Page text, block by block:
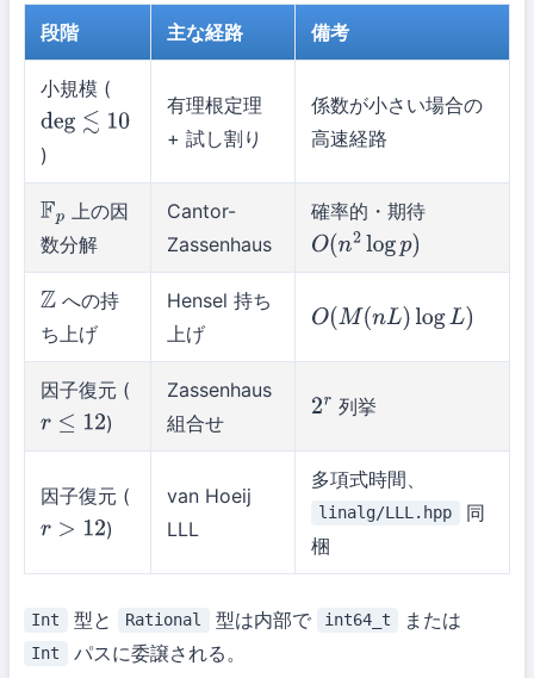
段階 主な経路 備考
小規模 (
deg≲10
)
有理根定理
+ 試し割り
係数が小さい場合の
高速経路
Fp 上の因
数分解
Cantor-
Zassenhaus
確率的・期待
O(n2logp)
Zへの持
ち上げ
Hensel 持ち
上げ
O(M(nL)log L)
因子復元 (
r≤12 )
Zassenhaus
組合せ
2r 列挙
因子復元 (
r>12 )
van Hoeij
LLL
多項式時間、
linalg/LLL.hpp
同
梱
Int 型と Rational 型は内部で int64_t または
Int パスに委譲される。